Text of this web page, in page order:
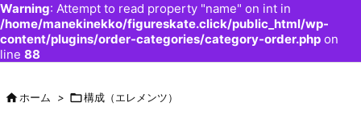
Warning: Attempt to read property "name" on int in
/home/manekinekko/figureskate.click/public_html/wp-
content/plugins/order-categories/category-order.php on
line 88
ホーム > 構成（エレメンツ）